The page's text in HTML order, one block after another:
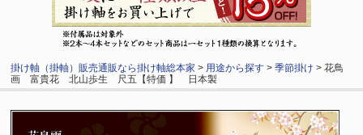
掛け軸（掛軸）販売通販なら掛け軸総本家 > 用途から探す >季節掛け > 花鳥
画 富貴花 北山歩生 尺五【特価 】 日本製